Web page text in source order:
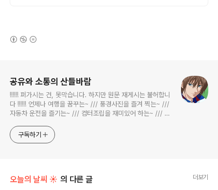
공유와 소통의 산들바람
!!!!!! 퍼가시는 건, 못막습니다. 하지만 원문 재게시는 불허합니
다 !!!!!! 언제나 여행을 꿈꾸는~ /// 풍경사진을 즐겨 찍는~ ///
자동차 운전을 즐기는~ /// 컴터조립을 재미있어 하는~ /// 고
식하는 미드가 있는~ /// 사회적 이슈에 발언하는~ 不老巨
구독하기
오늘의 날씨 ☀ 의 다른 글 더보기